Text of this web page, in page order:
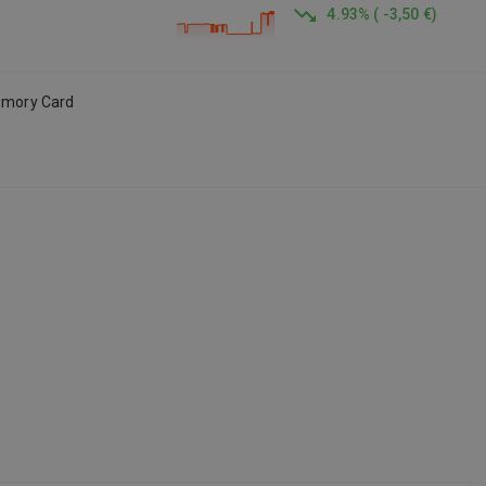
4.93% ( -3,50 €)
Card